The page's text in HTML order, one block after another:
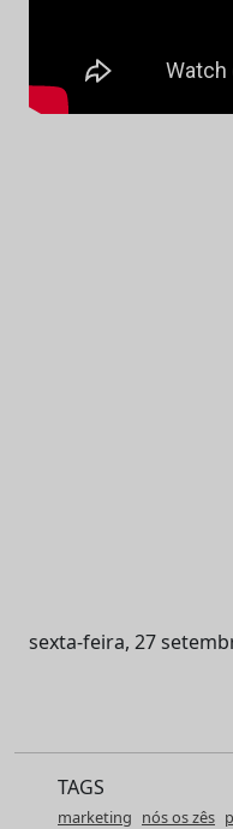
sexta-feira, 27
TAGS
marketing nós os zês